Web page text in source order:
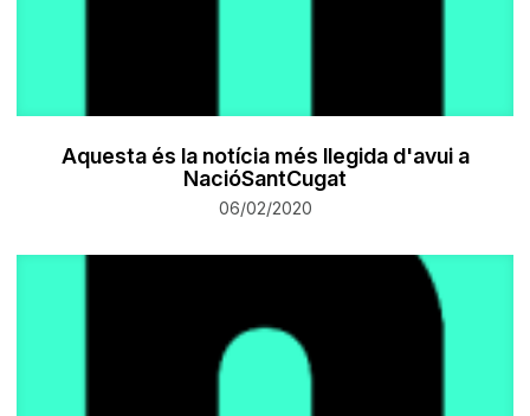
Aquesta és la notícia més llegida d'avui a
NacióSantCugat
06/02/2020